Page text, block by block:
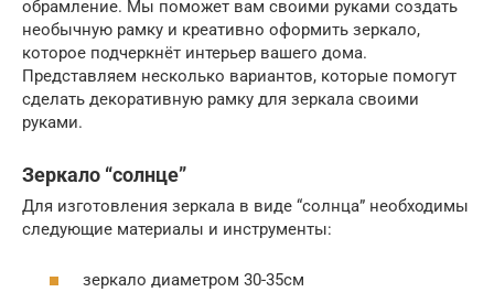
обрамление. Мы поможет вам своими руками создать
необычную рамку и креативно оформить зеркало,
которое подчеркнёт интерьер вашего дома.
Представляем несколько вариантов, которые помогут
сделать декоративную рамку для зеркала своими
руками.
Зеркало “солнце”
Для изготовления зеркала в виде “солнца” необходимы
следующие материалы и инструменты:
зеркало диаметром 30-35см